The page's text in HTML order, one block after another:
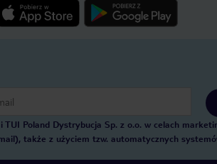
Poland Dystrybucja Sp. z o.o. w celach
także z użyciem tzw. automatycznych